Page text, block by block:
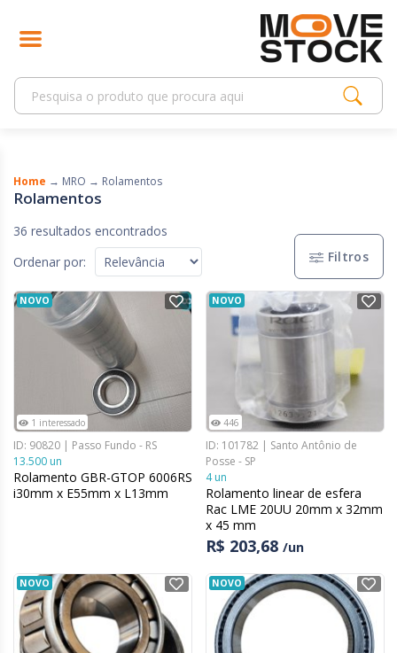
Home → MRO → Rolamentos
Rolamentos
36 resultados encontrados
Ordenar por:
Filtros
NOVO
1 interessado
ID: 90820 | Passo Fundo - RS
13.500 un
Rolamento GBR-GTOP 6006RS
i30mm x E55mm x L13mm
NOVO
446
ID: 101782 | Santo Antônio de
Posse - SP
4 un
Rolamento linear de esfera
Rac LME 20UU 20mm x 32mm
x 45 mm
R$ 203,68 /un
NOVO NOVO